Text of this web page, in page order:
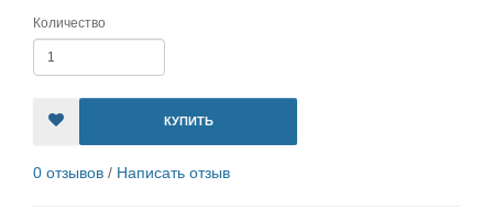
Количество
КУПИТЬ
0 отзывов / Написать отзыв